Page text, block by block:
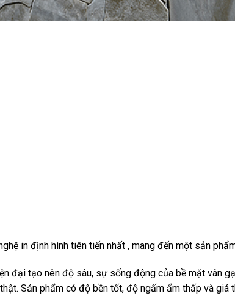
in định hình tiên tiến nhất , mang đến một sản
đại tạo nên độ sâu, sự sống động của bề mặt vân
Sản phẩm có độ bền tốt, độ ngấm ẩm thấp và giá